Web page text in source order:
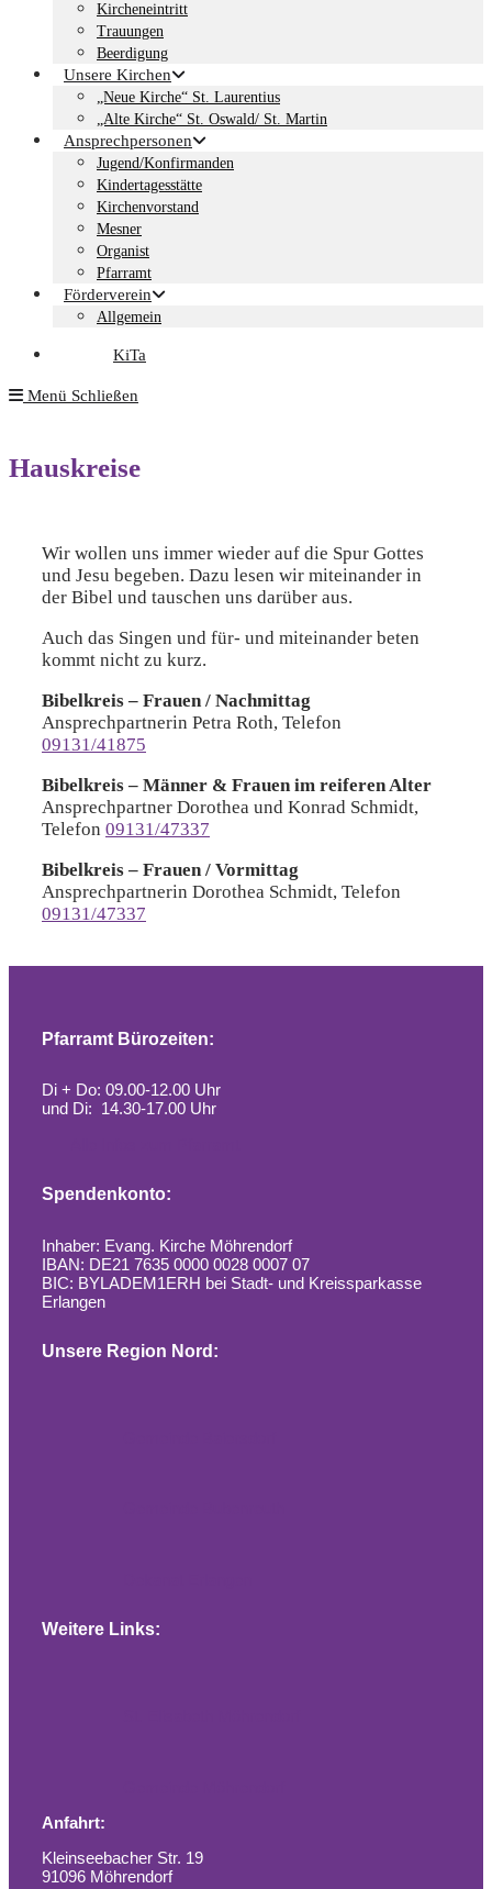
Kircheneintritt
Trauungen
Beerdigung
Unsere Kirchen
„Neue Kirche“ St. Laurentius
„Alte Kirche“ St. Oswald/ St. Martin
Ansprechpersonen
Jugend/Konfirmanden
Kindertagesstätte
Kirchenvorstand
Mesner
Organist
Pfarramt
Förderverein
Allgemein
KiTa
Menü Schließen
Hauskreise
Wir wollen uns immer wieder auf die Spur Gottes
und Jesu begeben. Dazu lesen wir miteinander in
der Bibel und tauschen uns darüber aus.
Auch das Singen und für- und miteinander beten
kommt nicht zu kurz.
Bibelkreis – Frauen / Nachmittag
Ansprechpartnerin Petra Roth, Telefon
09131/41875
Bibelkreis – Männer & Frauen im reiferen Alter
Ansprechpartner Dorothea und Konrad Schmidt,
Telefon 09131/47337
Bibelkreis – Frauen / Vormittag
Ansprechpartnerin Dorothea Schmidt, Telefon
09131/47337
Pfarramt Bürozeiten:
Di + Do: 09.00-12.00 Uhr
und Di: 14.30-17.00 Uhr
Spendenkonto:
Inhaber: Evang. Kirche Möhrendorf
IBAN: DE21 7635 0000 0028 0007 07
BIC: BYLADEM1ERH bei Stadt- und Kreissparkasse
Erlangen
Unsere Region Nord:
Weitere Links:
Anfahrt:
Kleinseebacher Str. 19
91096 Möhrendorf